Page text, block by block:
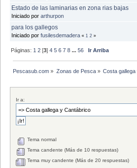
Estado de las laminarias en zona rias bajas
Iniciado por arthurpon
para los gallegos
Iniciado por fusilesdemadera « 1 2 »
Páginas: 1 2 [3]4 5 6 7 8 ...56 Ir Arriba
Pescasub.com » Zonas de Pesca» Costa
Ir a:
Tema normal
Tema candente (Más de 10 respuestas)
Tema muy candente (Más de 20 respuestas)